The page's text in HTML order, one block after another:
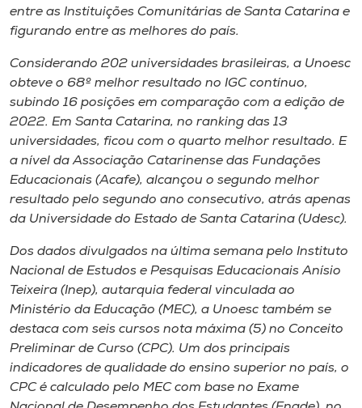
Biblioteca
Editora
Rádio
Museu
Unoesc
Store
Selecione
o idioma
entre as Instituições Comunitárias de Santa Catarina e
figurando entre as melhores do país.
Considerando 202 universidades brasileiras, a Unoesc
obteve o 68º melhor resultado no IGC contínuo,
subindo 16 posições em comparação com a edição de
2022. Em Santa Catarina, no ranking das 13
universidades, ficou com o quarto melhor resultado. E
a nível da Associação Catarinense das Fundações
Educacionais (Acafe), alcançou o segundo melhor
resultado pelo segundo ano consecutivo, atrás apenas
da Universidade do Estado de Santa Catarina (Udesc).
Dos dados divulgados na última semana pelo Instituto
Nacional de Estudos e Pesquisas Educacionais Anísio
Teixeira (Inep), autarquia federal vinculada ao
Ministério da Educação (MEC), a Unoesc também se
destaca com seis cursos nota máxima (5) no Conceito
Preliminar de Curso (CPC). Um dos principais
indicadores de qualidade do ensino superior no país, o
CPC é calculado pelo MEC com base no Exame